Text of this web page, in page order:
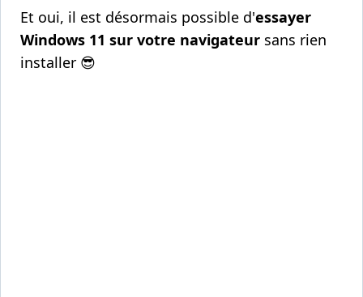
Et oui, il est désormais possible d'essayer
Windows 11 sur votre navigateur sans rien
installer 😎